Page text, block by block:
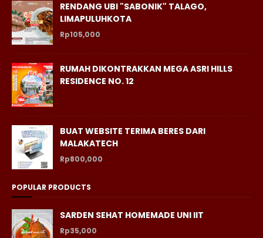
RENDANG UBI "SABONIK" TALAGO,
LIMAPULUHKOTA
Rp105,000
RUMAH DIKONTRAKKAN MEGA ASRI HILLS
RESIDENCE NO. 12
BUAT WEBSITE TERIMA BERES DARI
MALAKATECH
Rp800,000
POPULAR PRODUCTS
SARDEN SEHAT HOMEMADE UNI IIT
Rp35,000